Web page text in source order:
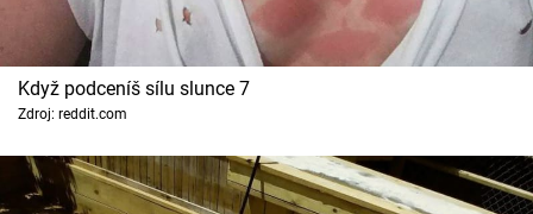
Když podceníš sílu slunce 7
Zdroj: reddit.com